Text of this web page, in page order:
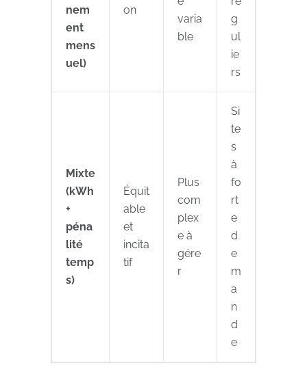
nem
ent
mens
uel)
on
varia
ble
g
ul
ie
rs
Mixte
(kWh
+
péna
lité
temp
s)
Équit
able
et
incita
tif
Plus
com
plex
e à
gére
r
Si
te
s
à
fo
rt
e
d
e
m
a
n
d
e